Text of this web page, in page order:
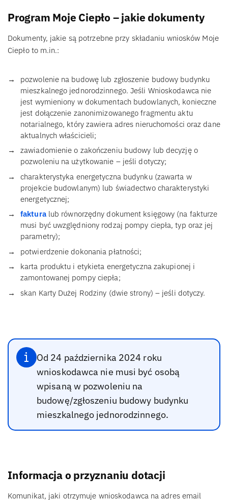
Program Moje Ciepło – jakie dokumenty
Dokumenty, jakie są potrzebne przy składaniu wniosków Moje
Ciepło to m.in.:
pozwolenie na budowę lub zgłoszenie budowy budynku
mieszkalnego jednorodzinnego. Jeśli Wnioskodawca nie
jest wymieniony w dokumentach budowlanych, konieczne
jest dołączenie zanonimizowanego fragmentu aktu
notarialnego, który zawiera adres nieruchomości oraz dane
aktualnych właścicieli;
zawiadomienie o zakończeniu budowy lub decyzję o
pozwoleniu na użytkowanie – jeśli dotyczy;
charakterystyka energetyczna budynku (zawarta w
projekcie budowlanym) lub świadectwo charakterystyki
energetycznej;
fakturalub równorzędny dokument księgowy (na fakturze
musi być uwzględniony rodzaj pompy ciepła, typ oraz jej
parametry);
potwierdzenie dokonania płatności;
karta produktu i etykieta energetyczna zakupionej i
zamontowanej pompy ciepła;
skan Karty Dużej Rodziny (dwie strony) – jeśli dotyczy.
Od 24 października 2024 roku
wnioskodawca nie musi być osobą
wpisaną w pozwoleniu na
budowę/zgłoszeniu budowy budynku
mieszkalnego jednorodzinnego.
Informacja o przyznaniu dotacji
Komunikat, jaki otrzymuje wnioskodawca na adres email